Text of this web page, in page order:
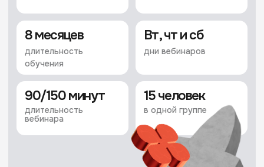
Вебинары
На вебинарах с преподавателем ребята
освоят программирование, научатся
создавать сайты и приложения,
разрабатывать игры, а обучатся всему —
на практике, с нуля и в режиме онлайн!
Листайте, чтобы
познакомиться со всеми
программами!
Программирование 14-18 лет Roblox